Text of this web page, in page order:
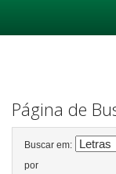
Página de
Buscar em:
por